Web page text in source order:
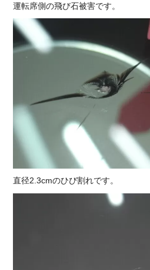
運転席側の飛び石被害です。
直径2.3cmのひび割れです。